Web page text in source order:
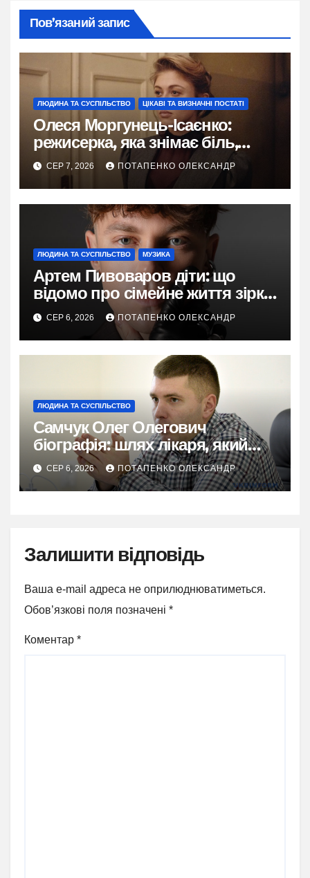
Пов’язаний запис
ЛЮДИНА ТА СУСПІЛЬСТВО ЦІКАВІ ТА ВИЗНАЧНІ ПОСТАТІ
Олеся Моргунець-Ісаєнко:
режисерка, яка знімає біль,
пам’ять і надію України
СЕР 7, 2026 ПОТАПЕНКО ОЛЕКСАНДР
ЛЮДИНА ТА СУСПІЛЬСТВО МУЗИКА
Артем Пивоваров діти: що
відомо про сімейне життя зірки
у 2026
СЕР 6, 2026 ПОТАПЕНКО ОЛЕКСАНДР
ЛЮДИНА ТА СУСПІЛЬСТВО
Самчук Олег Олегович
біографія: шлях лікаря, який
відродив трансплантологію в
Україні
СЕР 6, 2026 ПОТАПЕНКО ОЛЕКСАНДР
Залишити відповідь
Ваша e-mail адреса не оприлюднюватиметься.
Обов’язкові поля позначені *
Коментар *